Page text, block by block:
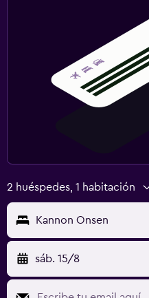
2 huéspedes, 1 habitación
Kannon Onsen
sáb. 15/8